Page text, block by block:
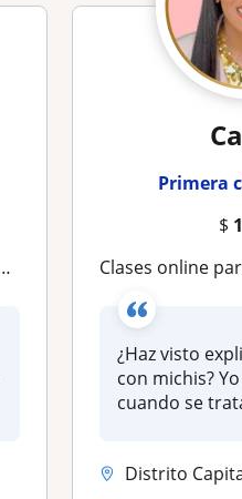
Primera
$
Clases online para niños: reforzamos lo aprendido y
¿Haz visto
con michis?
cuando se
Distrito